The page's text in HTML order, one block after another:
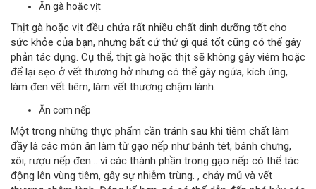
Ăn gà hoặc vịt
Thịt gà hoặc vịt đều chứa rất nhiều chất dinh dưỡng tốt cho
sức khỏe của bạn, nhưng bất cứ thứ gì quá tốt cũng có thể gây
phản tác dụng. Cụ thể, thịt gà hoặc thịt sẽ không gây viêm hoặc
để lại sẹo ở vết thương hở nhưng có thể gây ngứa, kích ứng,
làm đen vết tiêm, làm vết thương chậm lành.
Ăn cơm nếp
Một trong những thực phẩm cần tránh sau khi tiêm chất làm
đầy là các món ăn làm từ gạo nếp như bánh tét, bánh chưng,
xôi, rượu nếp đen... vì các thành phần trong gạo nếp có thể tác
động lên vùng tiêm, gây sự nhiễm trùng. , chảy mủ và vết